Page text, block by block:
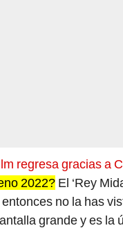
regresa gracias a
2022? El ‘Rey
no la has
grande y es la